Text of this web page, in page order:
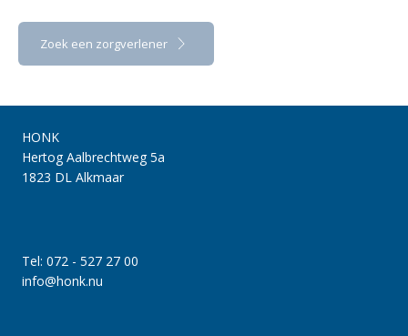
Zoek een zorgverlener
HONK
Hertog Aalbrechtweg 5a
1823 DL Alkmaar
Tel: 072 - 527 27 00
info@honk.nu